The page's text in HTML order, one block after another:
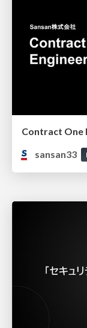
Contract One
sansan33